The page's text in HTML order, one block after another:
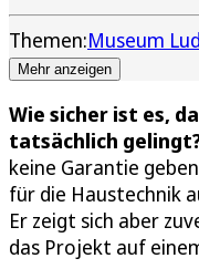
Themen:Museum
Mehr anzeigen
Wie sicher ist es,
tatsächlich
keine Garantie
für die Haustechnik
Er zeigt sich aber
das Projekt auf